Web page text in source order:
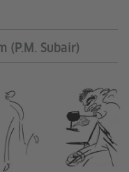
(P.M. Subair)